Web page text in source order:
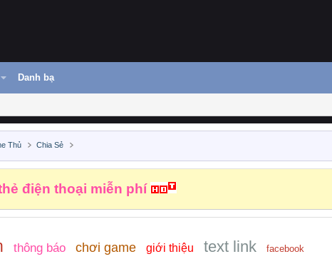
Danh bạ
Thủ Chia Sẻ
điện thoại miễn phí
thông báo chơi game giới thiệu text link facebook